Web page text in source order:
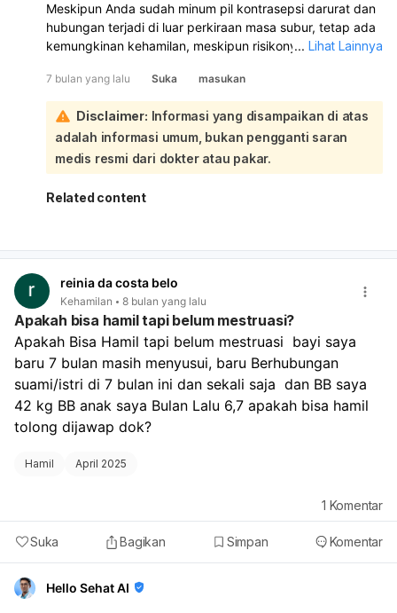
Meskipun Anda sudah minum pil kontrasepsi darurat dan
hubungan terjadi di luar perkiraan masa subur, tetap ada
kemungkinan kehamilan, meskipun risikonya berkurang:
cairan pra-ejakulasi yang keluar sebelum ejakulasi utama
juga dapat mengandung sperma dan berpotensi
menyebabkan kehamilan. Jadi, cairan putih yang keluar
pertama kali itu bisa jadi adalah cairan pra-ejakulasi yang
mengandung sperma, atau bisa juga cairan pelumas
vagina. Yang terpenting adalah potensi adanya sperma
yang masuk ke dalam vagina. Metode "keluar di luar"
ejakulasi atau sebagian kecil sperma masih bisa
kontrasepsi darurat (Postpil Andalan) dalam waktu 72 jam
setelah berhubungan adalah langkah yang tepat untuk
mengurangi risiko kehamilan secara signifikan. Pil ini
bekerja dengan menunda atau mencegah ovulasi.
Perkiraan masa subur memang penting, tetapi siklus
menstruasi bisa bergeser, dan sperma dapat bertahan
hidup di dalam tubuh wanita hingga beberapa hari. Oleh
karena itu, berhubungan seks di luar perkiraan masa
subur tidak menjamin 100% tidak akan hamil. Untuk
memastikan, pantau siklus menstruasi Anda. Jika
menstruasi Anda terlambat atau tidak datang sesuai
(menggunakan test pack) sekitar 1-2 minggu setelah
atau Anda masih ragu, konsultasikan lebih lanjut dengan
dokter untuk pemeriksaan dan saran yang lebih akurat.
... Lihat Lainnya
7 bulan yang lalu Suka masukan
Disclaimer: Informasi yang disampaikan di atas
adalah informasi umum, bukan pengganti saran
medis resmi dari dokter atau pakar.
Related content
reinia da costa belo
Kehamilan 8 bulan yang lalu
Apakah bisa hamil tapi belum mestruasi?
Apakah Bisa Hamil tapi belum mestruasi  bayi saya
baru 7 bulan masih menyusui, baru Berhubungan
suami/istri di 7 bulan ini dan sekali saja  dan BB saya
42 kg BB anak saya Bulan Lalu 6,7 apakah bisa hamil
tolong dijawap dok?
Hamil April 2025
Suka Bagikan Simpan Komentar
1 Komentar
Hello Sehat AI